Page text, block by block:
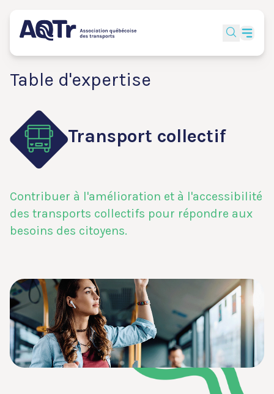
Table d'expertise
Transport collectif
Contribuer à l'amélioration et à l'accessibilité
des transports collectifs pour répondre aux
besoins des citoyens.